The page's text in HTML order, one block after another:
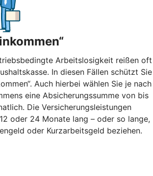
Arbeitslosigkeit reißen oft
In diesen Fällen schützt Sie
Auch hierbei wählen Sie je nach
eine Absicherungssumme von bis
Die Versicherungsleistungen
oder 24 Monate lang – oder so lange,
oder Kurzarbeitsgeld beziehen.